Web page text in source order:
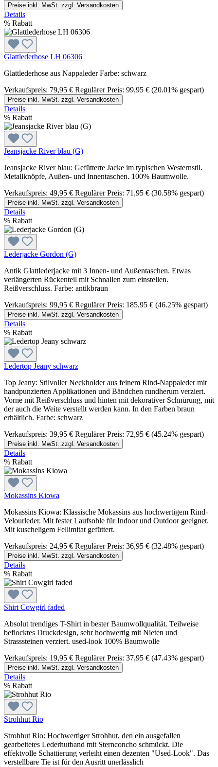
Preise inkl. MwSt. zzgl. Versandkosten
Details
% Rabatt
Glattlederhose LH 06306
Glattlederhose aus Nappaleder Farbe: schwarz
Verkaufspreis: 79,95 € Regulärer Preis: 99,95 € (20.01% gespart)
Preise inkl. MwSt. zzgl. Versandkosten
Details
% Rabatt
Jeansjacke River blau (G)
Jeansjacke River blau: Gefütterte Jacke im typischen Westernstil.
Metallknöpfe, Außen- und Innentaschen. 100% Baumwolle.
Verkaufspreis: 49,95 € Regulärer Preis: 71,95 € (30.58% gespart)
Preise inkl. MwSt. zzgl. Versandkosten
Details
% Rabatt
Lederjacke Gordon (G)
Antik Glattlederjacke mit 3 Innen- und Außentaschen. Etwas
verlängerten Rückenteil mit Schnallen zum einstellen.
Reißverschluss. Farbe: antikbraun
Verkaufspreis: 99,95 € Regulärer Preis: 185,95 € (46.25% gespart)
Preise inkl. MwSt. zzgl. Versandkosten
Details
% Rabatt
Ledertop Jeany schwarz
Top Jeany: Stilvoller Neckholder aus feinem Rind-Nappaleder mit
handpunzierten Applikationen und Bändchen rundherum verziert.
Vorne mit Reißverschluss und hinten mit dekorativer Schnürung, mit
der auch die Weite verstellt werden kann. In den Farben braun
erhältlich. Farbe: schwarz
Verkaufspreis: 39,95 € Regulärer Preis: 72,95 € (45.24% gespart)
Preise inkl. MwSt. zzgl. Versandkosten
Details
% Rabatt
Mokassins Kiowa
Mokassins Kiowa: Klassische Mokassins aus hochwertigem Rind-
Velourleder. Mit fester Laufsohle für Indoor und Outdoor geeignet.
Mit kuscheligem Fellimitat gefüttert.
Verkaufspreis: 24,95 € Regulärer Preis: 36,95 € (32.48% gespart)
Preise inkl. MwSt. zzgl. Versandkosten
Details
% Rabatt
Shirt Cowgirl faded
Absolut trendiges T-Shirt in bester Baumwollqualität. Teilweise
beflocktes Druckdesign, sehr hochwertig mit Nieten und
Strasssteinen verziert. used-look 100% Baumwolle
Verkaufspreis: 19,95 € Regulärer Preis: 37,95 € (47.43% gespart)
Preise inkl. MwSt. zzgl. Versandkosten
Details
% Rabatt
Strohhut Rio
Strohhut Rio: Hochwertiger Strohhut, den ein ausgefallen
gearbeitetes Lederhutband mit Sternconcho schmückt. Die
effektvolle Schattierung verleiht einen dezenten "Used-Look". Das
verstellbare Tie ist für den Ausritt unerlässlich